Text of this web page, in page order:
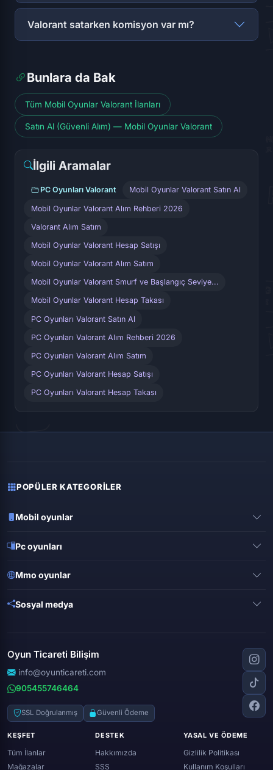
Valorant satarken komisyon var mı?
Bunlara da Bak
Tüm Mobil Oyunlar Valorant İlanları
Satın Al (Güvenli Alım) — Mobil Oyunlar Valorant
İlgili Aramalar
PC Oyunları Valorant Mobil Oyunlar Valorant Satın Al
Mobil Oyunlar Valorant Alım Rehberi 2026
Valorant Alım Satım
Mobil Oyunlar Valorant Hesap Satışı
Mobil Oyunlar Valorant Alım Satım
Mobil Oyunlar Valorant Smurf ve Başlangıç Seviye...
Mobil Oyunlar Valorant Hesap Takası
PC Oyunları Valorant Satın Al
PC Oyunları Valorant Alım Rehberi 2026
PC Oyunları Valorant Alım Satım
PC Oyunları Valorant Hesap Satışı
PC Oyunları Valorant Hesap Takası
POPÜLER KATEGORILER
Mobil oyunlar
Mobile legends
Free fire
Minecraft
Pc oyunları
Gta online
Lost ark
World of warcraft
Zula
Mmo oyunlar
Wolfteam
Black desert online
Genshin ımpact
Sosyal medya
Discord
Youtube
Twitter (x)
Spotify
Oyun Ticareti Bilişim
info@oyunticareti.com
905455746464
SSL Doğrulanmış Güvenli Ödeme
KEŞFET
Tüm İlanlar
Mağazalar
DESTEK
Hakkımızda
SSS
YASAL VE ÖDEME
Gizlilik Politikası
Kullanım Koşulları